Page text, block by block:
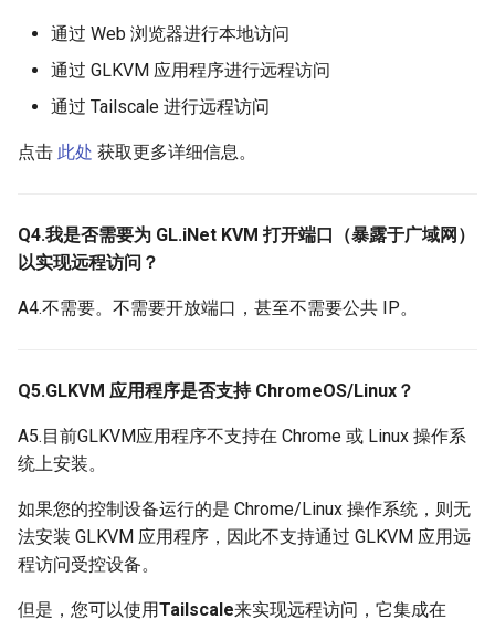
通过 Web 浏览器进行本地访问
通过 GLKVM 应用程序进行远程访问
通过 Tailscale 进行远程访问
点击 此处 获取更多详细信息。
Q4.我是否需要为 GL.iNet KVM 打开端口（暴露于广域网）
以实现远程访问？
A4.不需要。不需要开放端口，甚至不需要公共 IP。
Q5.GLKVM 应用程序是否支持 ChromeOS/Linux？
A5.目前GLKVM应用程序不支持在 Chrome 或 Linux 操作系
统上安装。
如果您的控制设备运行的是 Chrome/Linux 操作系统，则无
法安装 GLKVM 应用程序，因此不支持通过 GLKVM 应用远
程访问受控设备。
但是，您可以使用Tailscale来实现远程访问，它集成在